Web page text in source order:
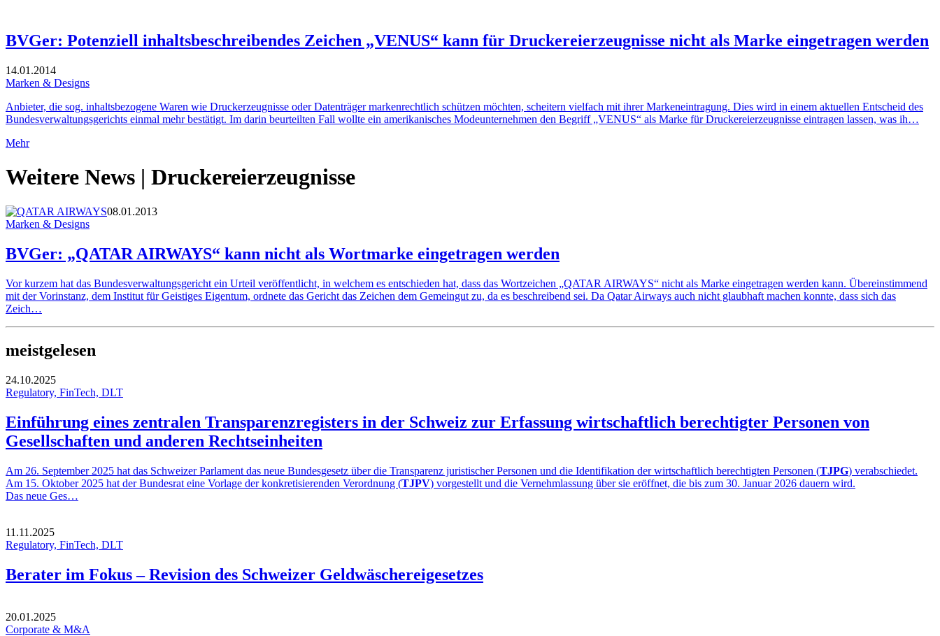
BVGer: Potenziell inhaltsbeschreibendes Zeichen „VENUS“ kann für Druckereierzeugnisse nicht als Marke eingetragen werden
14.01.2014
Marken & Designs
Anbieter, die sog. inhaltsbezogene Waren wie Druckerzeugnisse oder Datenträger markenrechtlich schützen möchten, scheitern vielfach mit ihrer Markeneintragung. Dies wird in einem aktuellen Entscheid des
Bundesverwaltungsgerichts einmal mehr bestätigt. Im darin beurteilten Fall wollte ein amerikanisches Modeunternehmen den Begriff „VENUS“ als Marke für Druckereierzeugnisse eintragen lassen, was ih…
Mehr
Weitere News | Druckereierzeugnisse
08.01.2013
Marken & Designs
BVGer: „QATAR AIRWAYS“ kann nicht als Wortmarke eingetragen werden
Vor kurzem hat das Bundesverwaltungsgericht ein Urteil veröffentlicht, in welchem es entschieden hat, dass das Wortzeichen „QATAR AIRWAYS“ nicht als Marke eingetragen werden kann. Übereinstimmend
mit der Vorinstanz, dem Institut für Geistiges Eigentum, ordnete das Gericht das Zeichen dem Gemeingut zu, da es beschreibend sei. Da Qatar Airways auch nicht glaubhaft machen konnte, dass sich das
Zeich…
meistgelesen
24.10.2025
Regulatory, FinTech, DLT
Einführung eines zentralen Transparenzregisters in der Schweiz zur Erfassung wirtschaftlich berechtigter Personen von
Gesellschaften und anderen Rechtseinheiten
Am 26. September 2025 hat das Schweizer Parlament das neue Bundesgesetz über die Transparenz juristischer Personen und die Identifikation der wirtschaftlich berechtigten Personen (TJPG) verabschiedet.
Am 15. Oktober 2025 hat der Bundesrat eine Vorlage der konkretisierenden Verordnung (TJPV) vorgestellt und die Vernehmlassung über sie eröffnet, die bis zum 30. Januar 2026 dauern wird.
Das neue Ges…
11.11.2025
Regulatory, FinTech, DLT
Berater im Fokus – Revision des Schweizer Geldwäschereigesetzes
20.01.2025
Corporate & M&A